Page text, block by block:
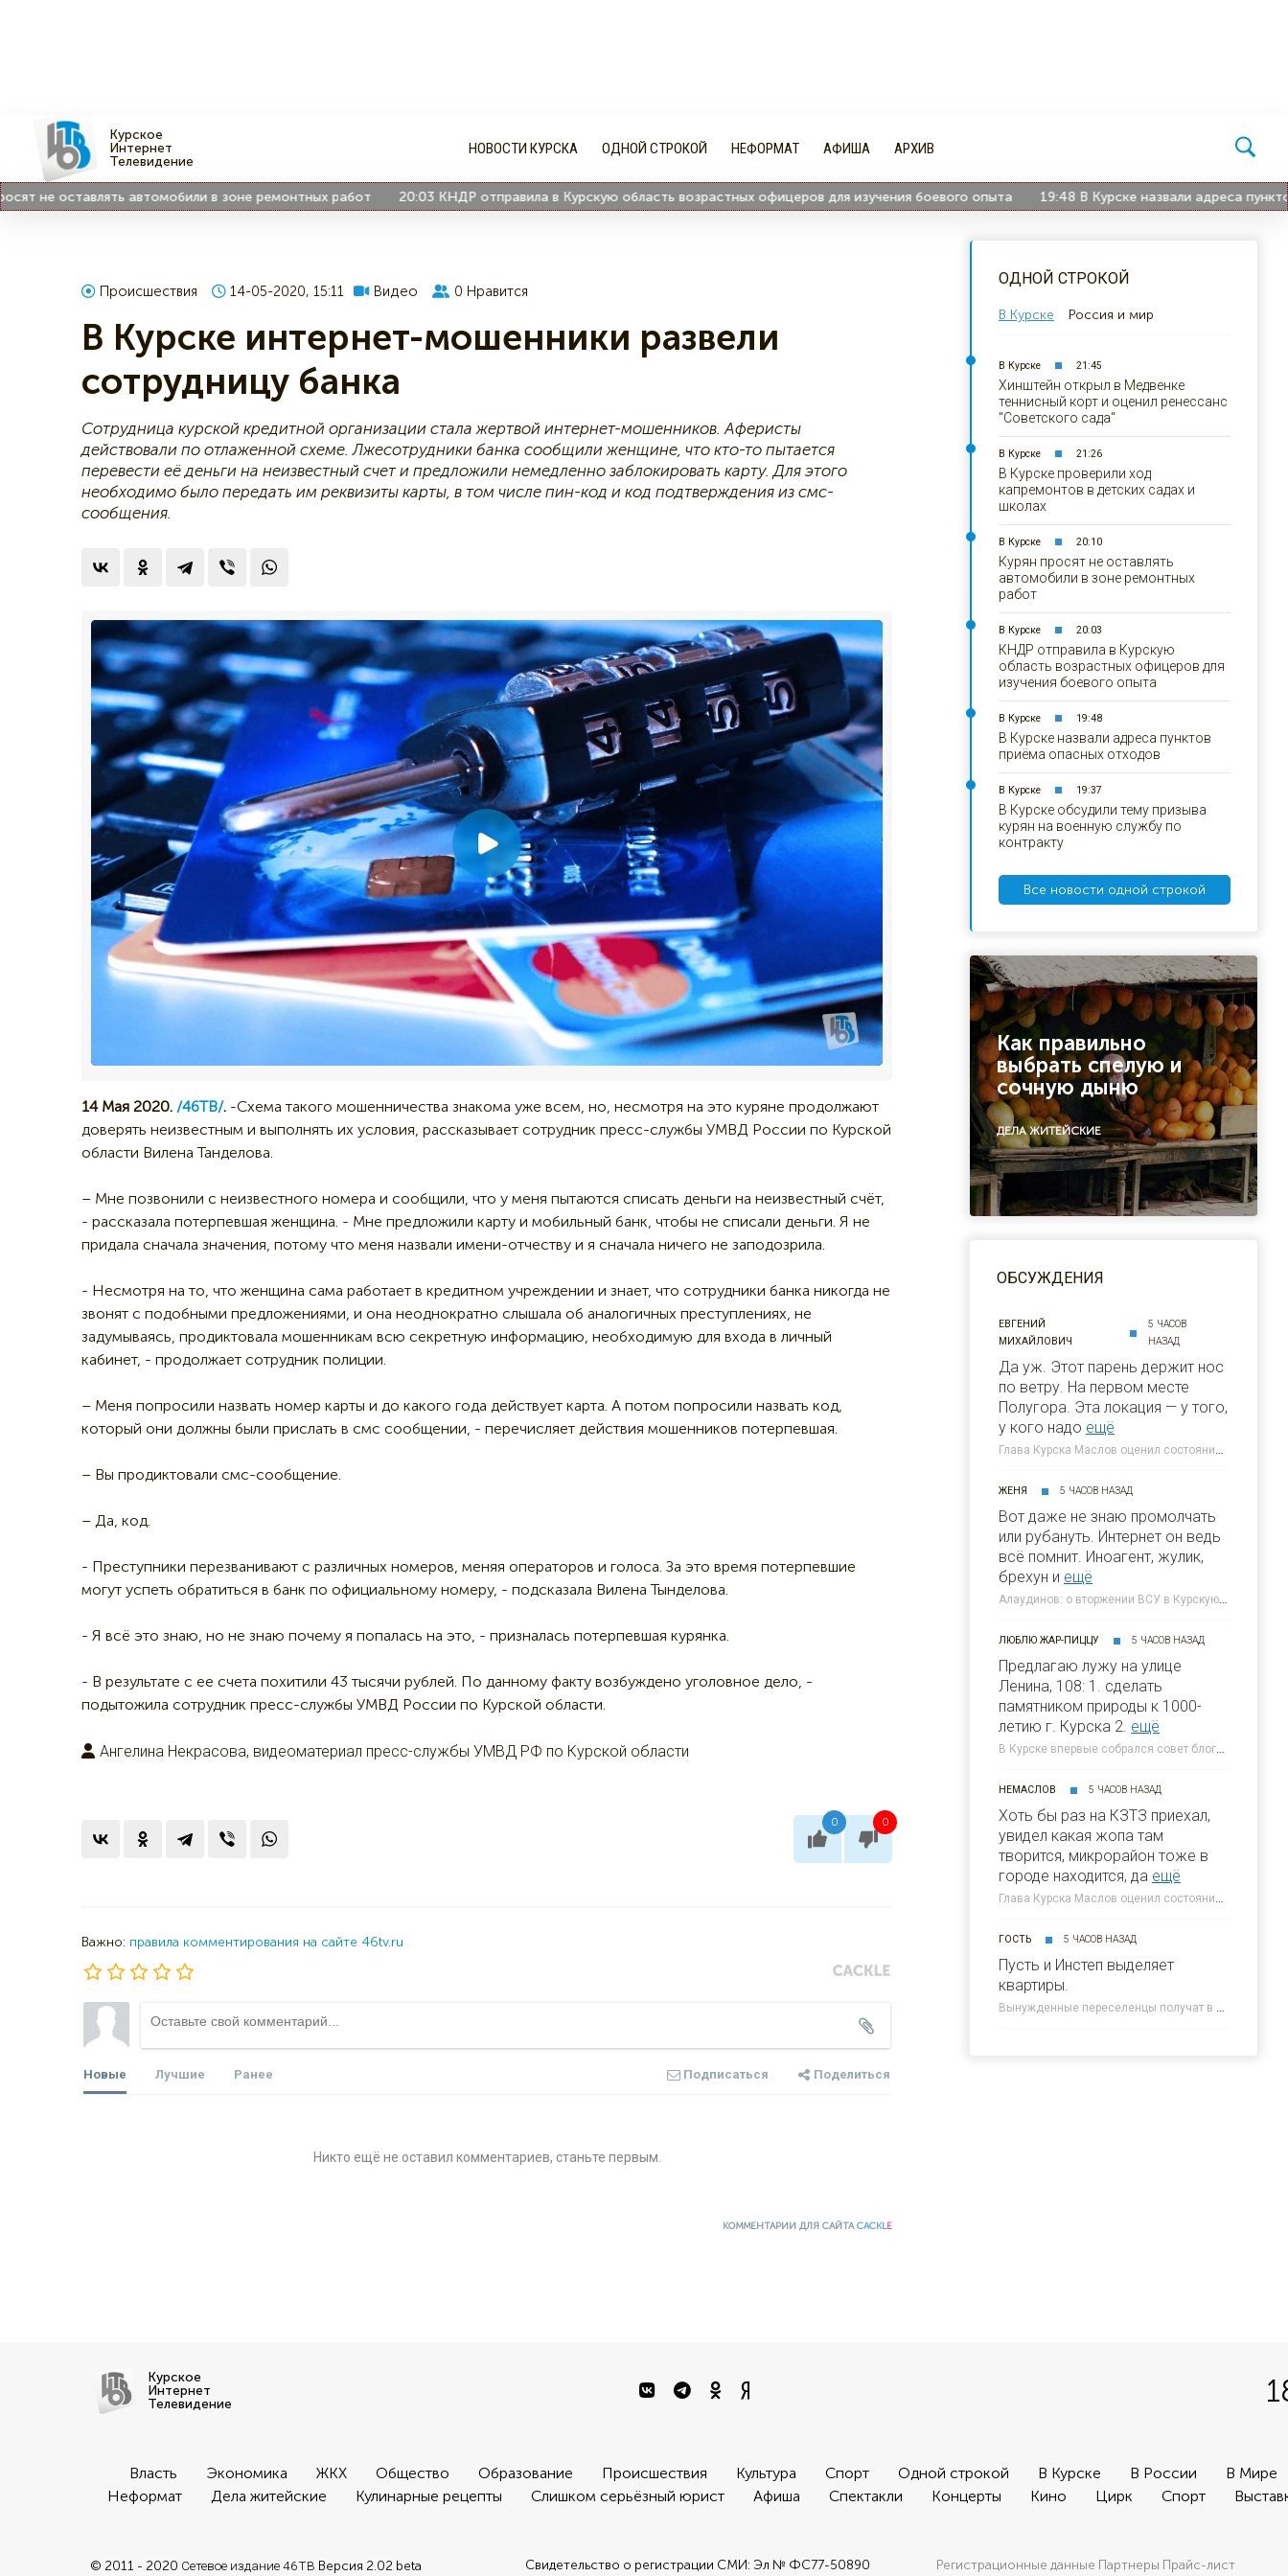
Курское
Интернет
Телевидение
НОВОСТИ КУРСКА ОДНОЙ СТРОКОЙ НЕФОРМАТ АФИША АРХИВ
оставлять автомобили в зоне ремонтных работ 20:03 КНДР отправила в Курскую область возрастных офицеров для изучения боевого опыта 19:48 В Курске назвали адреса пунктов
Происшествия 14-05-2020, 15:11 Видео 0 Нравится
В Курске интернет-мошенники развели
сотрудницу банка
Сотрудница курской кредитной организации стала жертвой интернет-мошенников. Аферисты
действовали по отлаженной схеме. Лжесотрудники банка сообщили женщине, что кто-то пытается
перевести её деньги на неизвестный счет и предложили немедленно заблокировать карту. Для этого
необходимо было передать им реквизиты карты, в том числе пин-код и код подтверждения из смс-
сообщения.
14 Мая 2020. /46ТВ/. -Схема такого мошенничества знакома уже всем, но, несмотря на это куряне продолжают
доверять неизвестным и выполнять их условия, рассказывает сотрудник пресс-службы УМВД России по Курской
области Вилена Танделова.
– Мне позвонили с неизвестного номера и сообщили, что у меня пытаются списать деньги на неизвестный счёт,
- рассказала потерпевшая женщина. - Мне предложили карту и мобильный банк, чтобы не списали деньги. Я не
придала сначала значения, потому что меня назвали имени-отчеству и я сначала ничего не заподозрила.
- Несмотря на то, что женщина сама работает в кредитном учреждении и знает, что сотрудники банка никогда не
звонят с подобными предложениями, и она неоднократно слышала об аналогичных преступлениях, не
задумываясь, продиктовала мошенникам всю секретную информацию, необходимую для входа в личный
кабинет, - продолжает сотрудник полиции.
– Меня попросили назвать номер карты и до какого года действует карта. А потом попросили назвать код,
который они должны были прислать в смс сообщении, - перечисляет действия мошенников потерпевшая.
– Вы продиктовали смс-сообщение.
– Да, код.
- Преступники перезванивают с различных номеров, меняя операторов и голоса. За это время потерпевшие
могут успеть обратиться в банк по официальному номеру, - подсказала Вилена Тынделова.
- Я всё это знаю, но не знаю почему я попалась на это, - призналась потерпевшая курянка.
- В результате с ее счета похитили 43 тысячи рублей. По данному факту возбуждено уголовное дело, -
подытожила сотрудник пресс-службы УМВД России по Курской области.
Ангелина Некрасова, видеоматериал пресс-службы УМВД РФ по Курской области
0 0
Важно: правила комментирования на сайте 46tv.ru
Новые Лучшие Ранее Подписаться Поделиться
Никто ещё не оставил комментариев, станьте первым.
КОММЕНТАРИИ ДЛЯ САЙТАCACKLE
ОДНОЙ СТРОКОЙ
В Курске Россия и мир
В Курске 21:45
Хинштейн открыл в Медвенке
теннисный корт и оценил ренессанс
"Советского сада"
В Курске 21:26
В Курске проверили ход
капремонтов в детских садах и
школах
В Курске 20:10
Курян просят не оставлять
автомобили в зоне ремонтных
работ
В Курске 20:03
КНДР отправила в Курскую
область возрастных офицеров для
изучения боевого опыта
В Курске 19:48
В Курске назвали адреса пунктов
приёма опасных отходов
В Курске 19:37
В Курске обсудили тему призыва
курян на военную службу по
контракту
Все новости одной строкой
Как правильно
выбрать спелую и
сочную дыню
ДЕЛА ЖИТЕЙСКИЕ
ОБСУЖДЕНИЯ
ЕВГЕНИЙ
МИХАЙЛОВИЧ
5 ЧАСОВ
НАЗАД
Да уж. Этот парень держит нос
по ветру. На первом месте
Полугора. Этa локация — у того,
у кого надо ещё
Глава Курска Маслов оценил состояние требующих благоустройства локаций » 46ТВ Курское Интернет Телевидение
ЖЕНЯ 5 ЧАСОВ НАЗАД
Вот даже не знаю промолчать
или рубануть. Интернет он ведь
всё помнит. Иноагент, жулик,
брехун и ещё
Алаудинов: о вторжении ВСУ в Курскую область я узнал от гражданских людей » 46ТВ Курское Интернет Телевидение
ЛЮБЛЮ ЖАР-ПИЦЦУ 5 ЧАСОВ НАЗАД
Предлагаю лужу на улице
Ленина, 108: 1. сделать
памятником природы к 1000-
летию г. Курска 2. ещё
В Курске впервые собрался совет блогеров при главе города » 46ТВ Курское Интернет Телевидение
НЕМАСЛОВ 5 ЧАСОВ НАЗАД
Хоть бы раз на КЗТЗ приехал,
увидел какая жопа там
творится, микрорайон тоже в
городе находится, да ещё
Глава Курска Маслов оценил состояние требующих благоустройства локаций » 46ТВ Курское Интернет Телевидение
ГОСТЬ 5 ЧАСОВ НАЗАД
Пусть и Инстеп выделяет
квартиры.
Вынужденные переселенцы получат в Курске около 300 квартир от КПД » 46ТВ Курское Интернет Телевидение
Курское
Интернет
Телевидение
Власть Экономика ЖКХ Общество Образование Происшествия Культура Спорт Одной строкой В Курске В России
В Мире
Неформат
Дела житейские Кулинарные рецепты Слишком серьёзный юрист Афиша Спектакли Концерты Кино Цирк Спорт
© 2011 - 2020 Сетевое издание 46ТВ Версия 2.02 beta Свидетельство о регистрации СМИ: Эл № ФС77-50890 Регистрационные данные Партнеры Прайс-лист